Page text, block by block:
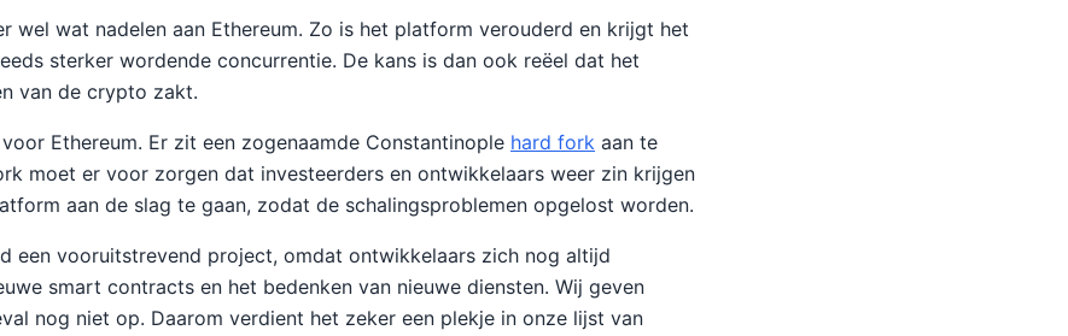
wel wat nadelen aan Ethereum. Zo is het platform verouderd en krijgt het
sterker wordende concurrentie. De kans is dan ook reëel dat het
van de crypto zakt.
Ethereum. Er zit een zogenaamde Constantinople hard fork aan te
moet er voor zorgen dat investeerders en ontwikkelaars weer zin krijgen
aan de slag te gaan, zodat de schalingsproblemen opgelost worden.
een vooruitstrevend project, omdat ontwikkelaars zich nog altijd
smart contracts en het bedenken van nieuwe diensten. Wij geven
nog niet op. Daarom verdient het zeker een plekje in onze lijst van